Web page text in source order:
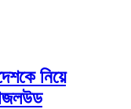
নিয়ে